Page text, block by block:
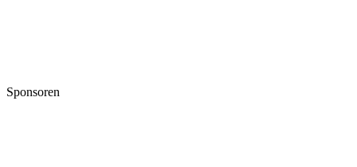
Sponsoren